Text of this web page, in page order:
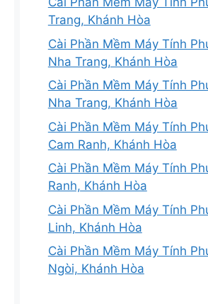
Trang, Khánh Hòa
Cài Phần Mềm Máy Tính
Nha Trang, Khánh Hòa
Cài Phần Mềm Máy Tính
Nha Trang, Khánh Hòa
Cài Phần Mềm Máy Tính
Cam Ranh, Khánh Hòa
Cài Phần Mềm Máy Tính
Ranh, Khánh Hòa
Cài Phần Mềm Máy Tính
Linh, Khánh Hòa
Cài Phần Mềm Máy Tính
Ngòi, Khánh Hòa